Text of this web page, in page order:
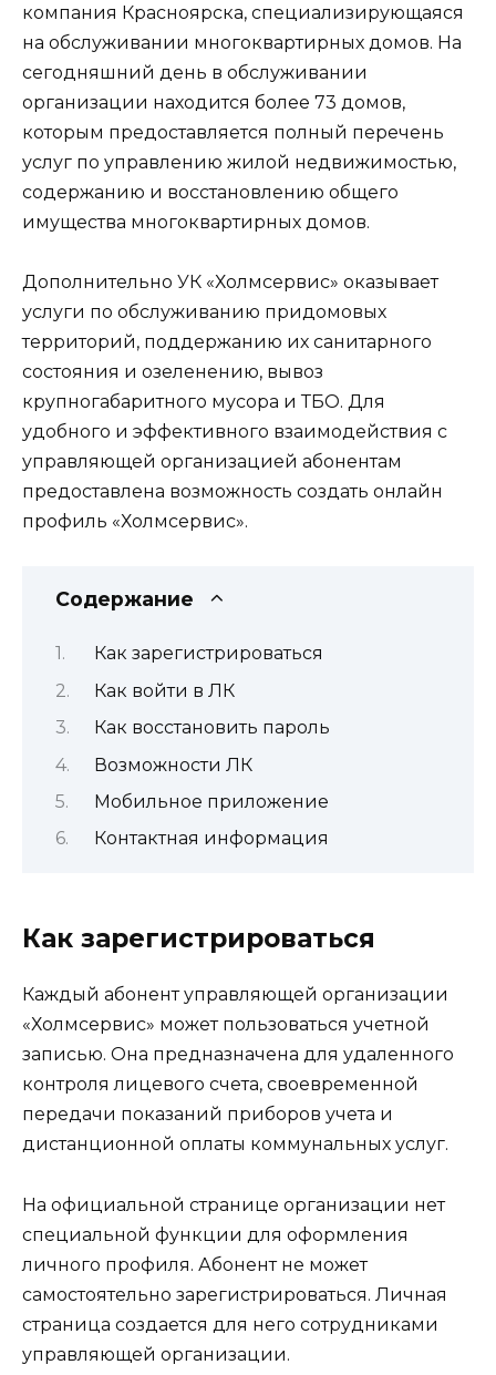
компания Красноярска, специализирующаяся
на обслуживании многоквартирных домов. На
сегодняшний день в обслуживании
организации находится более 73 домов,
которым предоставляется полный перечень
услуг по управлению жилой недвижимостью,
содержанию и восстановлению общего
имущества многоквартирных домов.
Дополнительно УК «Холмсервис» оказывает
услуги по обслуживанию придомовых
территорий, поддержанию их санитарного
состояния и озеленению, вывоз
крупногабаритного мусора и ТБО. Для
удобного и эффективного взаимодействия с
управляющей организацией абонентам
предоставлена возможность создать онлайн
профиль «Холмсервис».
Содержание
Как зарегистрироваться
Как войти в ЛК
Как восстановить пароль
Возможности ЛК
Мобильное приложение
Контактная информация
Как зарегистрироваться
Каждый абонент управляющей организации
«Холмсервис» может пользоваться учетной
записью. Она предназначена для удаленного
контроля лицевого счета, своевременной
передачи показаний приборов учета и
дистанционной оплаты коммунальных услуг.
На официальной странице организации нет
специальной функции для оформления
личного профиля. Абонент не может
самостоятельно зарегистрироваться. Личная
страница создается для него сотрудниками
управляющей организации.